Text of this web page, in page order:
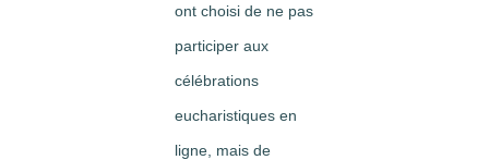
ont choisi de ne pas
participer aux
célébrations
eucharistiques en
ligne, mais de